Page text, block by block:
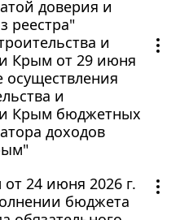
доверия и
реестра"
и
Крым от 29 июня
осуществления
и
Крым бюджетных
доходов
24 июня 2026 г.
бюджета